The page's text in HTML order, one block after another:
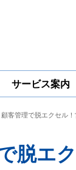
コラム
サービス案内
顧客管理で脱エクセル！
脱エ